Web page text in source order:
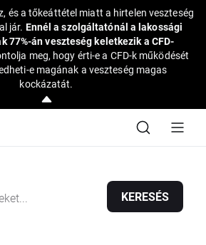
és a tőkeáttétel miatt a hirtelen veszteség
jár. Ennél a szolgáltatónál a lakossági
77%-án veszteség keletkezik a CFD-
meg, hogy érti-e a CFD-k működését
e magának a veszteség magas
kockázatát.
KERESÉS